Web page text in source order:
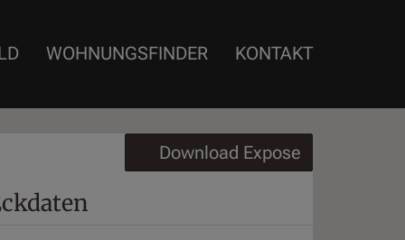
WOHNUNGSFINDER KONTAKT
Download Expose